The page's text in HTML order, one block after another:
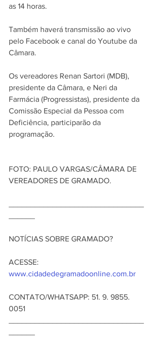
as 14 horas.
Também haverá transmissão ao vivo
pelo Facebook e canal do Youtube da
Câmara.
Os vereadores Renan Sartori (MDB),
presidente da Câmara, e Neri da
Farmácia (Progressistas), presidente da
Comissão Especial da Pessoa com
Deficiência, participarão da
programação.
FOTO: PAULO VARGAS/CÂMARA DE
VEREADORES DE GRAMADO.
NOTÍCIAS SOBRE GRAMADO?
ACESSE:
www.cidadedegramadoonline.com.br
CONTATO/WHATSAPP: 51. 9. 9855.
0051